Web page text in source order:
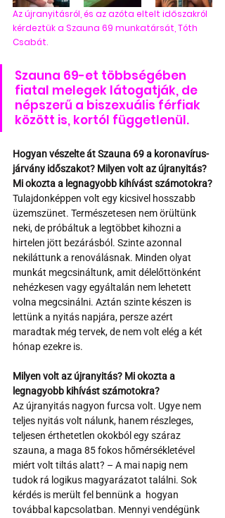
Az újranyitásról, és az azóta eltelt időszakról
kérdeztük a Szauna 69 munkatársát, Tóth
Csabát.
Szauna 69-et többségében
fiatal melegek látogatják, de
népszerű a biszexuális férfiak
között is, kortól függetlenül.
Hogyan vészelte át Szauna 69 a koronavírus-
járvány időszakot? Milyen volt az újranyitás?
Mi okozta a legnagyobb kihívást számotokra?
Tulajdonképpen volt egy kicsivel hosszabb
üzemszünet. Természetesen nem örültünk
neki, de próbáltuk a legtöbbet kihozni a
hirtelen jött bezárásból. Szinte azonnal
nekiláttunk a renoválásnak. Minden olyat
munkát megcsináltunk, amit délelőttönként
nehézkesen vagy egyáltalán nem lehetett
volna megcsinálni. Aztán szinte készen is
lettünk a nyitás napjára, persze azért
maradtak még tervek, de nem volt elég a két
hónap ezekre is.
Milyen volt az újranyitás? Mi okozta a
legnagyobb kihívást számotokra?
Az újranyitás nagyon furcsa volt. Ugye nem
teljes nyitás volt nálunk, hanem részleges,
teljesen érthetetlen okokból egy száraz
szauna, a maga 85 fokos hőmérsékletével
miért volt tiltás alatt? – A mai napig nem
tudok rá logikus magyarázatot találni. Sok
kérdés is merült fel bennünk a  hogyan
továbbal kapcsolatban. Mennyi vendégünk